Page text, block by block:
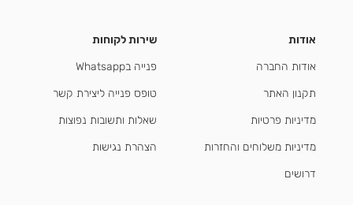
אודות
אודות החברה
תקנון האתר
מדיניות פרטיות
מדיניות משלוחים והחזרות
דרושים
שירות לקוחות
פנייה בWhatsapp
טופס פנייה ליצירת קשר
שאלות ותשובות נפוצות
הצהרת נגישות